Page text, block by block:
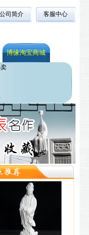
公司简介 客服中心
博缘淘宝商城